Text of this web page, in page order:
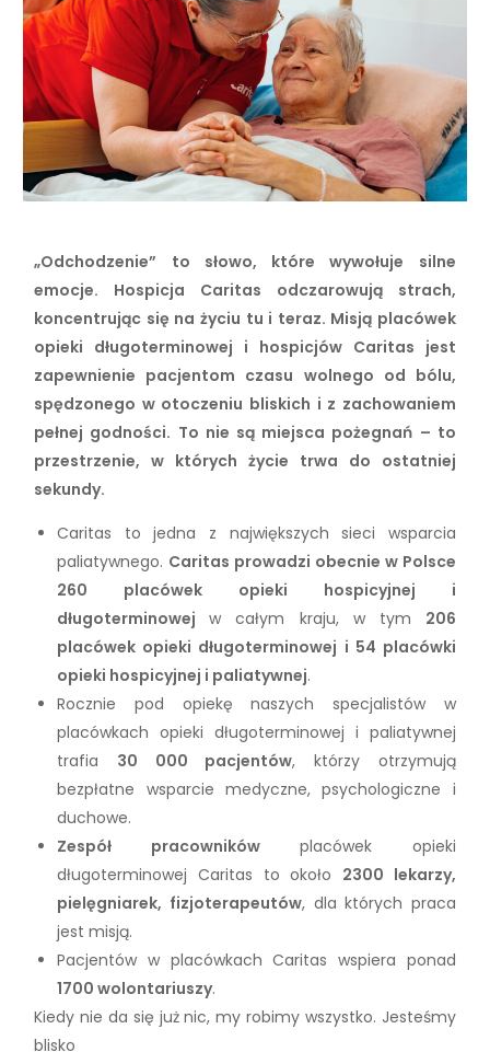
„Odchodzenie” to słowo, które wywołuje silne
emocje. Hospicja Caritas odczarowują strach,
koncentrując się na życiu tu i teraz. Misją placówek
opieki długoterminowej i hospicjów Caritas jest
zapewnienie pacjentom czasu wolnego od bólu,
spędzonego w otoczeniu bliskich i z zachowaniem
pełnej godności. To nie są miejsca pożegnań – to
przestrzenie, w których życie trwa do ostatniej
sekundy.
Caritas to jedna z największych sieci wsparcia
paliatywnego. Caritas prowadzi obecnie w Polsce
260 placówek opieki hospicyjnej i
długoterminowejw całym kraju, w tym 206
placówek opieki długoterminowej i 54 placówki
opieki hospicyjnej i paliatywnej.
Rocznie pod opiekę naszych specjalistów w
placówkach opieki długoterminowej i paliatywnej
trafia 30 000 pacjentów, którzy otrzymują
bezpłatne wsparcie medyczne, psychologiczne i
duchowe.
Zespół pracownikówplacówek opieki
długoterminowej Caritas to około 2300 lekarzy,
pielęgniarek, fizjoterapeutów, dla których praca
jest misją.
Pacjentów w placówkach Caritas wspiera ponad
1700 wolontariuszy.
Kiedy nie da się już nic, my robimy wszystko. Jesteśmy
blisko